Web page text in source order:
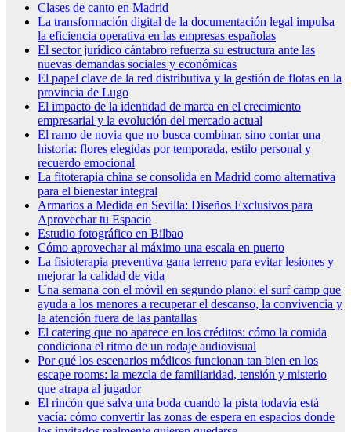
Clases de canto en Madrid
La transformación digital de la documentación legal impulsa
la eficiencia operativa en las empresas españolas
El sector jurídico cántabro refuerza su estructura ante las
nuevas demandas sociales y económicas
El papel clave de la red distributiva y la gestión de flotas en la
provincia de Lugo
El impacto de la identidad de marca en el crecimiento
empresarial y la evolución del mercado actual
El ramo de novia que no busca combinar, sino contar una
historia: flores elegidas por temporada, estilo personal y
recuerdo emocional
La fitoterapia china se consolida en Madrid como alternativa
para el bienestar integral
Armarios a Medida en Sevilla: Diseños Exclusivos para
Aprovechar tu Espacio
Estudio fotográfico en Bilbao
Cómo aprovechar al máximo una escala en puerto
La fisioterapia preventiva gana terreno para evitar lesiones y
mejorar la calidad de vida
Una semana con el móvil en segundo plano: el surf camp que
ayuda a los menores a recuperar el descanso, la convivencia y
la atención fuera de las pantallas
El catering que no aparece en los créditos: cómo la comida
condiciona el ritmo de un rodaje audiovisual
Por qué los escenarios médicos funcionan tan bien en los
escape rooms: la mezcla de familiaridad, tensión y misterio
que atrapa al jugador
El rincón que salva una boda cuando la pista todavía está
vacía: cómo convertir las zonas de espera en espacios donde